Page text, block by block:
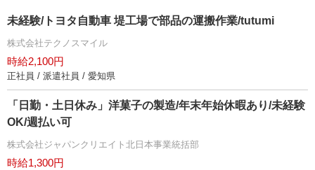
未経験/トヨタ自動車 堤工場で部品の運搬作業/tutumi
株式会社テクノスマイル
時給2,100円
正社員 / 派遣社員 / 愛知県
「日勤・土日休み」洋菓子の製造/年末年始休暇あり/未経験
OK/週払い可
株式会社ジャパンクリエイト北日本事業統括部
時給1,300円